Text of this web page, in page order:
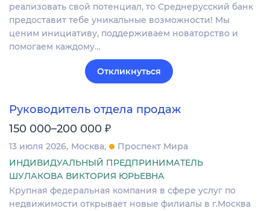
реализовать свой потенциал, то Среднерусский банк
предоставит тебе уникальные возможности! Мы
ценим инициативу, поддерживаем новаторство и
помогаем каждому…
Откликнуться
Руководитель отдела продаж
150 000–200 000 ₽
13 июля 2026 Москва
Проспект Мира
ИНДИВИДУАЛЬНЫЙ ПРЕДПРИНИМАТЕЛЬ
ШУЛАКОВА ВИКТОРИЯ ЮРЬЕВНА
Крупная федеральная компания в сфере услуг по
недвижимости открывает новые филиалы в г.Москва